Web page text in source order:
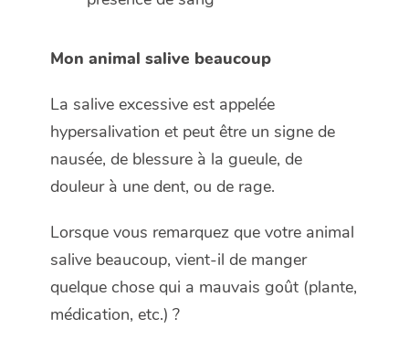
Mon animal salive beaucoup
La salive excessive est appelée
hypersalivation et peut être un signe de
nausée, de blessure à la gueule, de
douleur à une dent, ou de rage.
Lorsque vous remarquez que votre animal
salive beaucoup, vient-il de manger
quelque chose qui a mauvais goût (plante,
médication, etc.) ?